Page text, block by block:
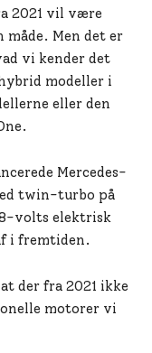
2021 vil være
måde. Men det er
vi kender det
modeller i
eller den
Mercedes-
twin-turbo på
volts elektrisk
i fremtiden.
der fra 2021 ikke
motorer vi